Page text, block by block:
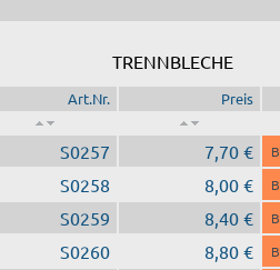
TRENNBLECHE
Art.Nr. Preis
S0257
7,70 €
S0258
8,00 €
S0259
8,40 €
S0260
8,80 €